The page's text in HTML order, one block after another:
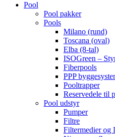
Pool
Pool pakker
Pools
Milano (rund)
Toscana (oval)
Elba (8-tal)
ISOGreen –
Fiberpools
PPP
Pooltrapper
Reservedele til
Pool udstyr
Pumper
Filtre
Filtermedier og